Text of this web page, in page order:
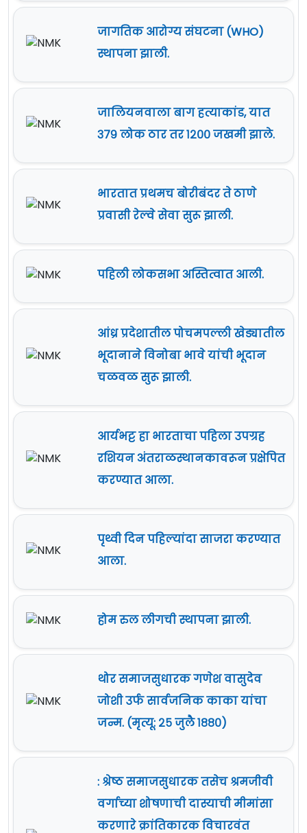
जागतिक आरोग्य संघटना (WHO)
स्थापना झाली.
जालियनवाला बाग हत्याकांड, यात
३७९ लोक ठार तर १२०० जखमी झाले.
भारतात प्रथमच बोरीबंदर ते ठाणे
प्रवासी रेल्वे सेवा सुरू झाली.
पहिली लोकसभा अस्तित्वात आली.
आंध्र प्रदेशातील पोचमपल्ली खेड्यातील
भूदानाने विनोबा भावे यांची भूदान
चळवळ सुरू झाली.
आर्यभट्ट हा भारताचा पहिला उपग्रह
रशियन अंतराळस्थानकावरून प्रक्षेपित
करण्यात आला.
पृथ्वी दिन पहिल्यांदा साजरा करण्यात
आला.
होम रुल लीगची स्थापना झाली.
थोर समाजसुधारक गणेश वासुदेव
जोशी उर्फ सार्वजनिक काका यांचा
जन्म. (मृत्यू: २५ जुलै १८८०)
: श्रेष्ठ समाजसुधारक तसेच श्रमजीवी
वर्गाच्या शोषणाची दास्याची मीमांसा
करणारे क्रांतिकारक विचारवंत